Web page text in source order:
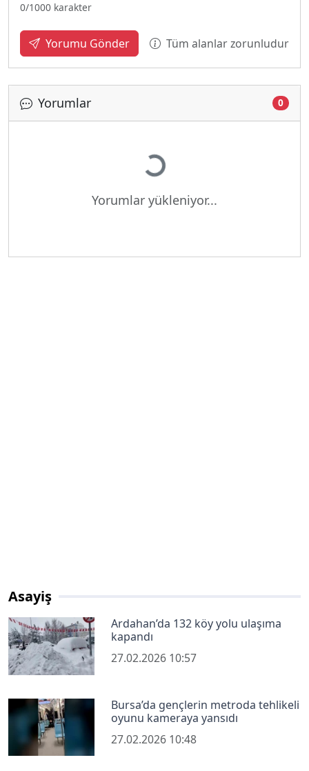
0/1000 karakter
Yorumu Gönder Tüm alanlar zorunludur
Yorumlar 0
Yükleniyor...
Yorumlar yükleniyor...
Asayiş
Ardahan’da 132 köy yolu ulaşıma
kapandı
27.02.2026 10:57
Bursa’da gençlerin metroda tehlikeli
oyunu kameraya yansıdı
27.02.2026 10:48